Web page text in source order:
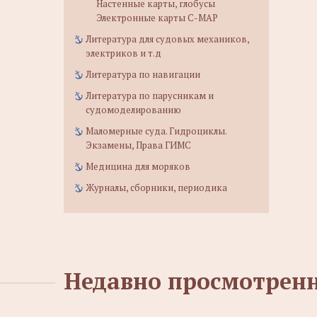
Настенные карты, глобусы
Электронные карты C-MAP
Литература для судовых механиков,
электриков и т.д
Литература по навигации
Литература по парусникам и
судомоделированию
Маломерные суда. Гидроциклы.
Экзамены, Права ГИМС
Медицина для моряков
Журналы, сборники, периодика
Недавно